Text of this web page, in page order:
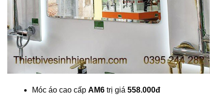
Móc áo cao cấp AM6trị giá 558.000đ